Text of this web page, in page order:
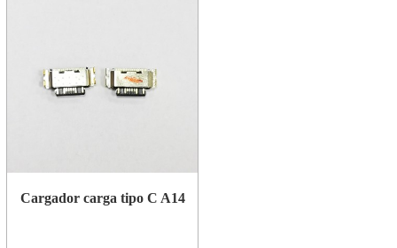
Cargador carga tipo C A14